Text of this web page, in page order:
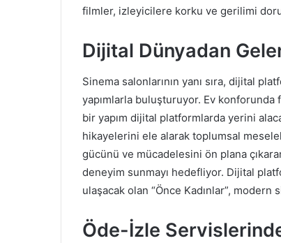
filmler, izleyicilere korku ve gerilimi
Dijital Dünyadan
Sinema salonlarının yanı sıra, dijital
yapımlarla buluşturuyor. Ev
bir yapım dijital platformlarda yerini
hikayelerini ele alarak toplumsal
gücünü ve mücadelesini ön plana
deneyim sunmayı hedefliyor. Dijital
ulaşacak olan “Önce Kadınlar”,
Öde-İzle